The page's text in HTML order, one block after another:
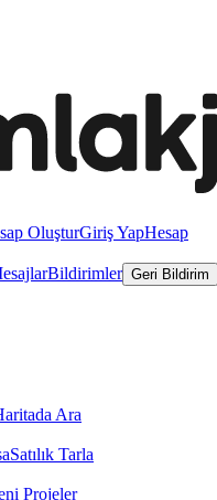
OluşturGiriş YapHesap
Bildirimler Geri Bildirim
Ara
Satılık Tarla
Projeler